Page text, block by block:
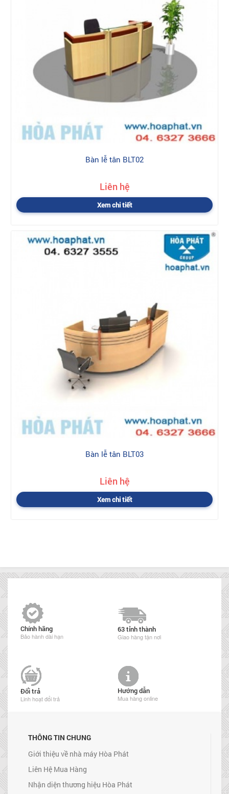
Bàn lễ tân BLT02
Liên hệ
Xem chi tiết
Bàn lễ tân BLT03
Liên hệ
Xem chi tiết
Chính hãng
Bảo hành dài hạn
63 tỉnh thành
Giao hàng tận nơi
Đổi trả
Linh hoạt đổi trả
Hướng dẫn
Mua hàng online
THÔNG TIN CHUNG
Giới thiệu về nhà máy Hòa Phát
Liên Hệ Mua Hàng
Nhận diện thương hiệu Hòa Phát